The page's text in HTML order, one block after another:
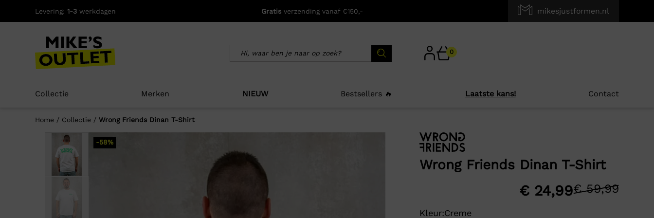
Levering: 1-3 werkdagen Gratisverzending vanaf €150,- mikesjustformen.nl
0
Collectie Merken NIEUW Bestsellers 🔥 Laatste kans! Contact
Home / Collectie / Wrong Friends Dinan T-Shirt
Wellicht zijn deze producten ook interessant voor je?
-58%
Wrong Friends Dinan T-Shirt
€59,99
€ 24,99
Kleur:Creme